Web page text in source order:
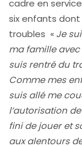
cadre en
six enfants
troubles « Je
ma famille avec
suis rentré du
Comme mes
suis allé me
l’autorisation
fini de jouer et
aux alentours